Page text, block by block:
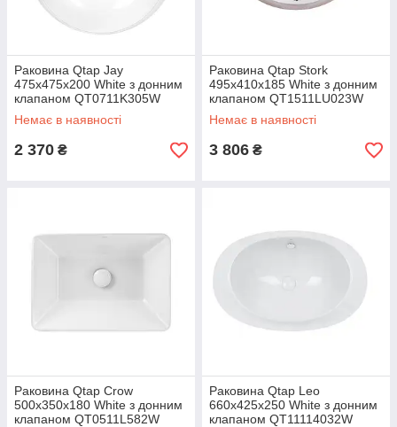
Раковина Qtap Jay
475х475х200 White з донним
клапаном QT0711K305W
Немає в наявності
2 370 ₴
Раковина Qtap Stork
495х410х185 White з донним
клапаном QT1511LU023W
Немає в наявності
3 806 ₴
Раковина Qtap Crow
500x350x180 White з донним
клапаном QT0511L582W
Раковина Qtap Leo
660x425x250 White з донним
клапаном QT11114032W